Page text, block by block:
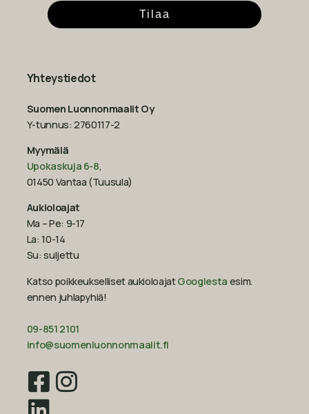
Tilaa
Yhteystiedot
Suomen Luonnonmaalit Oy
Y-tunnus: 2760117-2
Myymälä
Upokaskuja 6-8,
01450 Vantaa (Tuusula)
Aukioloajat
Ma – Pe: 9-17
La: 10-14
Su: suljettu
Katso poikkeukselliset aukioloajatGooglesta esim.
ennen juhlapyhiä!‍
09-851 2101
info@suomenluonnonmaalit.fi